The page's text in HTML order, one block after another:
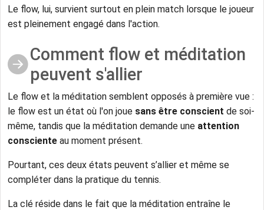
Le flow, lui, survient surtout en plein match lorsque le joueur
est pleinement engagé dans l'action.
Comment flow et méditation
peuvent s'allier
Le flow et la méditation semblent opposés à première vue :
le flow est un état où l'on joue sans être conscient de soi-
même, tandis que la méditation demande une attention
consciente au moment présent.
Pourtant, ces deux états peuvent s’allier et même se
compléter dans la pratique du tennis.
La clé réside dans le fait que la méditation entraîne le